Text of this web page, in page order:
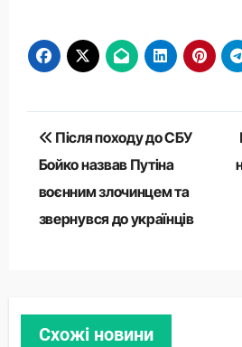
Навігація
записів
Після походу до СБУ
Бойко назвав Путіна
воєнним злочинцем та
звернувся до українців
Схожі новини